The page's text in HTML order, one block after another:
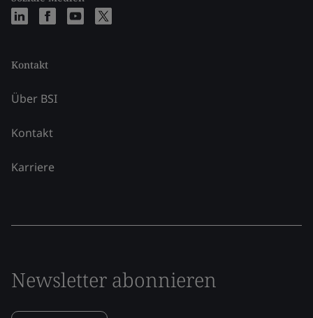
Kontakt
Über BSI
Kontakt
Karriere
Newsletter abonnieren